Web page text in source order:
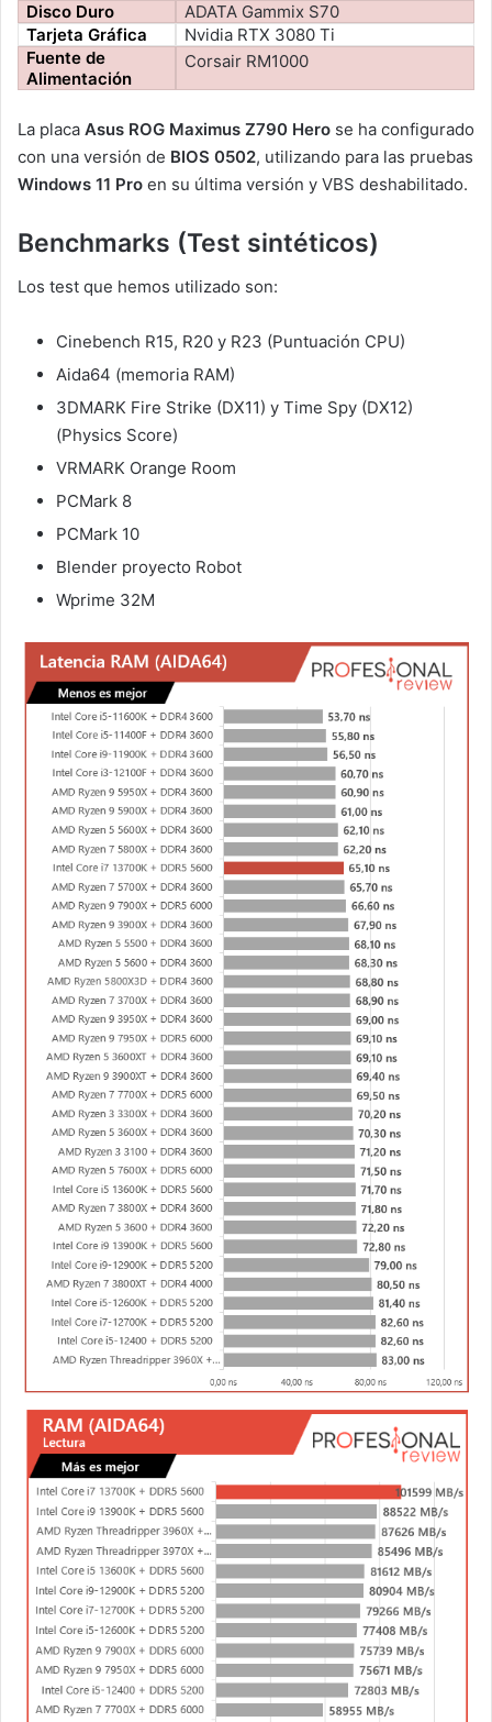
Disco Duro
ADATA Gammix S70
Tarjeta Gráfica
Nvidia RTX 3080 Ti
Fuente de
Alimentación
Corsair RM1000
La placa Asus ROG Maximus Z790 Hero se ha configurado
con una versión de BIOS 0502, utilizando para las pruebas
Windows 11 Pro en su última versión y VBS deshabilitado.
Benchmarks (Test sintéticos)
Los test que hemos utilizado son:
Cinebench R15, R20 y R23 (Puntuación CPU)
Aida64 (memoria RAM)
3DMARK Fire Strike (DX11) y Time Spy (DX12)
(Physics Score)
VRMARK Orange Room
PCMark 8
PCMark 10
Blender proyecto Robot
Wprime 32M